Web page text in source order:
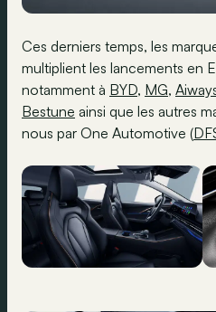
Ces derniers temps, les
multiplient les lancements en
notamment à BYD, MG,
Bestune ainsi que les autres
nous par One Automotive (